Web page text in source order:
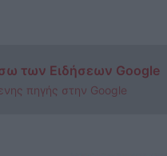
των Ειδήσεων Google
πηγής στην Google